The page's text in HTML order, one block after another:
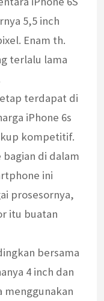
5,5 inch
Enam th.
terlalu lama
terdapat di
iPhone 6s
kompetitif.
di dalam
ini
prosesornya,
itu buatan
bersama
4 inch dan
menggunakan